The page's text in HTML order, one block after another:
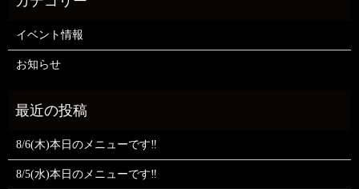
イベント情報
お知らせ
8/6(木)本日のメニューです‼️
8/5(水)本日のメニューです‼️